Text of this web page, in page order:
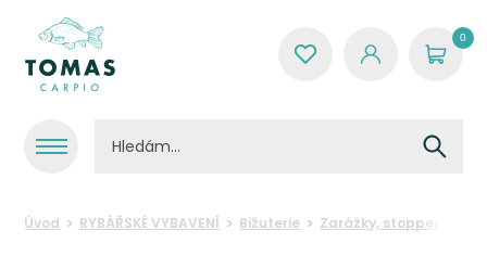
0
Úvod RYBÁŘSKÉ VYBAVENÍ Bižuterie Zarážky, stoppery a